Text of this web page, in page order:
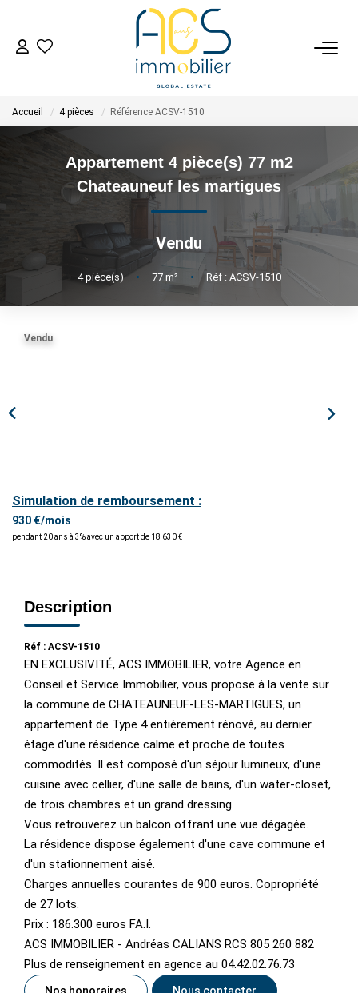
Tous Nos Biens En Vente
- Collection Réservée
Déposez Votre Recherche D'achat
VENDRE
Tous Nos Biens Vendus
Accueil 4 pièces Référence ACSV-1510
Appartement 4 pièce(s) 77 m2
Chateauneuf les martigues
Vendu
4pièce(s) • 77m² • Réf : ACSV-1510
Vendu
Simulation de remboursement :
930 €/mois
pendant 20 ans à 3% avec un apport de 18 630 €
Description
Réf : ACSV-1510
EN EXCLUSIVITÉ, ACS IMMOBILIER, votre Agence en
Conseil et Service Immobilier, vous propose à la vente sur
la commune de CHATEAUNEUF-LES-MARTIGUES, un
appartement de Type 4 entièrement rénové, au dernier
étage d'une résidence calme et proche de toutes
commodités. Il est composé d'un séjour lumineux, d'une
cuisine avec cellier, d'une salle de bains, d'un water-closet,
de trois chambres et un grand dressing.
Vous retrouverez un balcon offrant une vue dégagée.
La résidence dispose également d'une cave commune et
d'un stationnement aisé.
Charges annuelles courantes de 900 euros. Copropriété
de 27 lots.
Prix : 186.300 euros FA.I.
ACS IMMOBILIER - Andréas CALIANS RCS 805 260 882
Plus de renseignement en agence au 04.42.02.76.73
Nos honoraires Nous contacter